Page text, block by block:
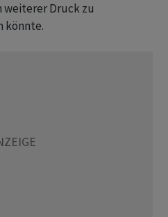
weiterer Druck zu
könnte.